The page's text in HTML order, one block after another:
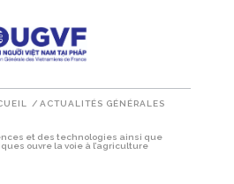
/ ACTUALITÉS GÉNÉRALES
et des technologies ainsi que
ouvre la voie à l’agriculture